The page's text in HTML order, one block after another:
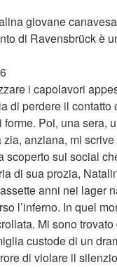
giovane
di Ravensbrück è
i capolavori
di perdere il
forme. Poi, una sera,
zia, anziana, mi
scoperto sui social
di sua prozia,
anni nei lager
l’inferno. In quel
Mi sono
custode di un
di violare il